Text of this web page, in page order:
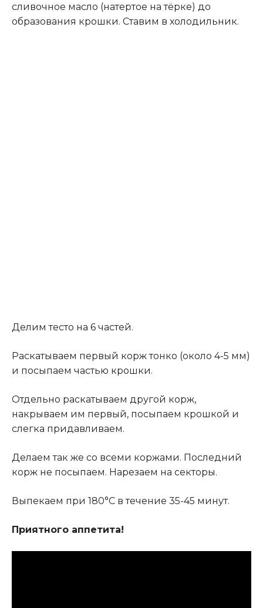
сливочное масло (натертое на тёрке) до
образования крошки. Ставим в холодильник.
Делим тесто на 6 частей.
Раскатываем первый корж тонко (около 4-5 мм)
и посыпаем частью крошки.
Отдельно раскатываем другой корж,
накрываем им первый, посыпаем крошкой и
слегка придавливаем.
Делаем так же со всеми коржами. Последний
корж не посыпаем. Нарезаем на секторы.
Выпекаем при 180°C в течение 35-45 минут.
Приятного аппетита!